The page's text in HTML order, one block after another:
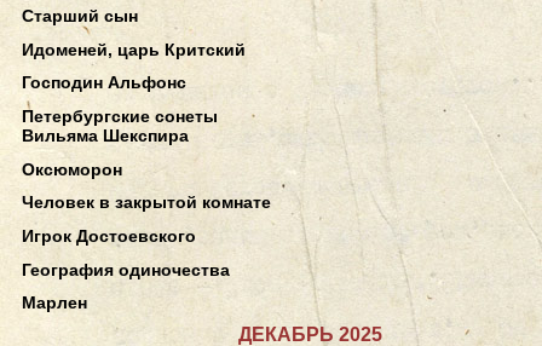
Старший сын
Идоменей, царь Критский
Господин Альфонс
Петербургские сонеты
Вильяма Шекспира
Оксюморон
Человек в закрытой комнате
Игрок Достоевского
География одиночества
Марлен
ДЕКАБРЬ 2025